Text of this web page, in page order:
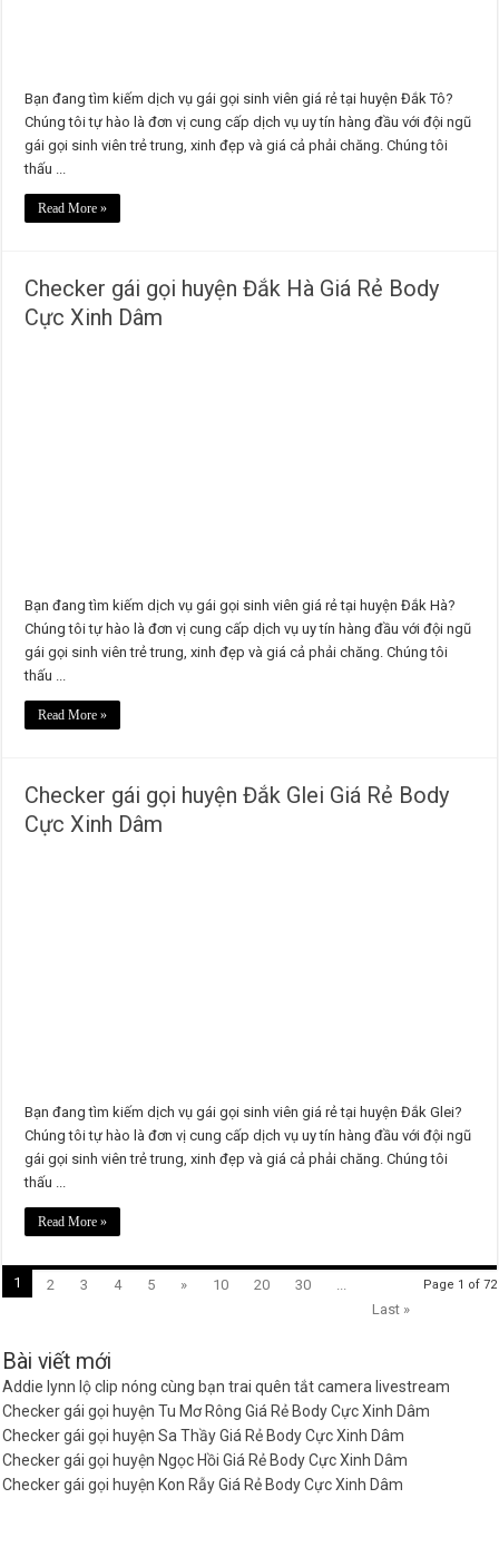
Bạn đang tìm kiếm dịch vụ gái gọi sinh viên giá rẻ tại huyện Đắk Tô?
Chúng tôi tự hào là đơn vị cung cấp dịch vụ uy tín hàng đầu với đội ngũ
gái gọi sinh viên trẻ trung, xinh đẹp và giá cả phải chăng. Chúng tôi
thấu ...
Read More »
Checker gái gọi huyện Đắk Hà Giá Rẻ Body
Cực Xinh Dâm
Bạn đang tìm kiếm dịch vụ gái gọi sinh viên giá rẻ tại huyện Đắk Hà?
Chúng tôi tự hào là đơn vị cung cấp dịch vụ uy tín hàng đầu với đội ngũ
gái gọi sinh viên trẻ trung, xinh đẹp và giá cả phải chăng. Chúng tôi
thấu ...
Read More »
Checker gái gọi huyện Đắk Glei Giá Rẻ Body
Cực Xinh Dâm
Bạn đang tìm kiếm dịch vụ gái gọi sinh viên giá rẻ tại huyện Đắk Glei?
Chúng tôi tự hào là đơn vị cung cấp dịch vụ uy tín hàng đầu với đội ngũ
gái gọi sinh viên trẻ trung, xinh đẹp và giá cả phải chăng. Chúng tôi
thấu ...
Read More »
Page 1 of 72
1 2 3 4 5 » 10 20 30
Last »
Bài viết mới
Addie lynn lộ clip nóng cùng bạn trai quên tắt camera livestream
Checker gái gọi huyện Tu Mơ Rông Giá Rẻ Body Cực Xinh Dâm
Checker gái gọi huyện Sa Thầy Giá Rẻ Body Cực Xinh Dâm
Checker gái gọi huyện Ngọc Hồi Giá Rẻ Body Cực Xinh Dâm
Checker gái gọi huyện Kon Rẫy Giá Rẻ Body Cực Xinh Dâm